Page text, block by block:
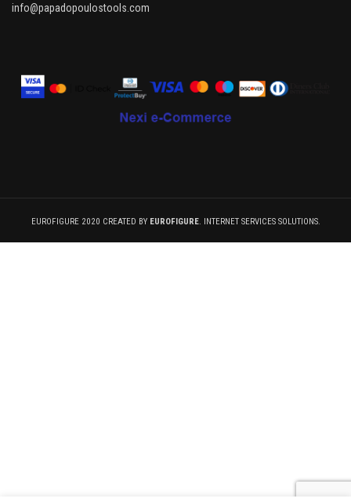
info@papadopoulostools.com
EUROFIGURE 2020 CREATED BY EUROFIGURE. INTERNET SERVICES SOLUTIONS.